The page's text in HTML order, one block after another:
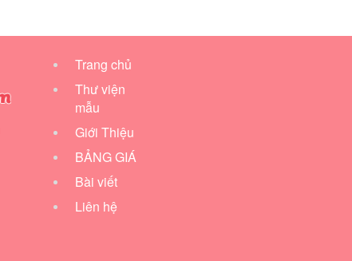
Trang chủ
Thư viện
mẫu
Giới Thiệu
BẢNG GIÁ
Bài viết
Liên hệ